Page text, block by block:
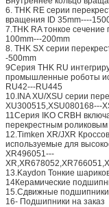
6. THK RE серии
вращения ID 35mm----
7.THK RA тонкое сечение
100mm---200mm
8. THK SX серии
-500mm
9Серия THK RU
промышленные роботы
RU42---RU445
10.INA XU/XSU серии
XU300515,XSU080168---
11Серия IKO CRBH
перекрестным
12.Timken XR/JXR
используемые для
XR496051---
13.Kaydon Тонкие
14Керамические
15.Сдвижные подшипники
16- Подшипники на заказ